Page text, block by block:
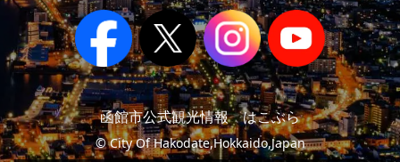
函館市公式観光情報 はこぶら
© City Of Hakodate,Hokkaido,Japan